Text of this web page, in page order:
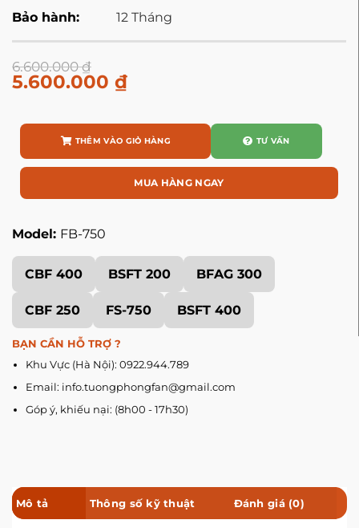
Bảo hành:
12 Tháng
6.600.000₫
5.600.000 ₫
THÊM VÀO GIỎ HÀNG
MUA HÀNG NGAY
TƯ VẤN
Model: FB-750
CBF 400 BSFT 200 BFAG 300
CBF 250 FS-750 BSFT 400
BẠN CẦN HỖ TRỢ ?
Khu Vực (Hà Nội): 0922.944.789
Email: info.tuongphongfan@gmail.com
Góp ý, khiếu nại: (8h00 - 17h30)
Mô tả Thông số kỹ thuật Đánh giá (0)